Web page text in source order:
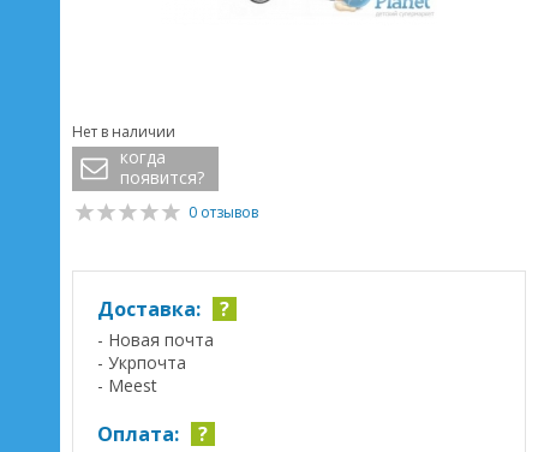
Нет в наличии
когда
появится?
0 отзывов
Доставка: ?
- Новая почта
- Укрпочта
- Meest
Оплата: ?